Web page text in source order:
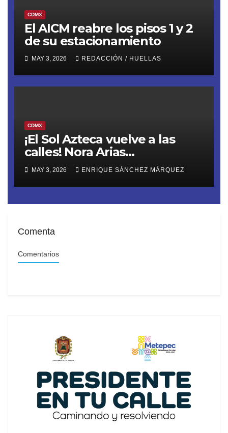
CDMX
El AICM reabre los pisos 1 y 2
de su estacionamiento
MAY 3, 2026 REDACCIÓN / HUELLAS
CDMX
¡El Sol Azteca vuelve a las
calles! Nora Arias
(@AriasNora), presidenta del
PRD CDMX, reactiva la
movilización territorial
MAY 3, 2026 ENRIQUE SÁNCHEZ MÁRQUEZ
Comenta
Comentarios